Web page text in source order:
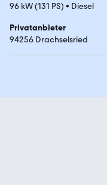
96 kW (131 PS) • Diesel
Privatanbieter
94256 Drachselsried